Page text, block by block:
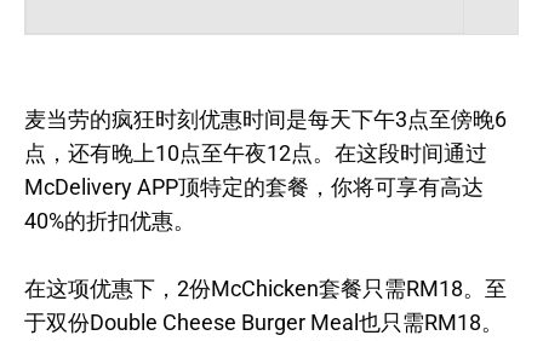
麦当劳的疯狂时刻优惠时间是每天下午3点至傍晚6
点，还有晚上10点至午夜12点。在这段时间通过
McDelivery APP顶特定的套餐，你将可享有高达
40%的折扣优惠。
在这项优惠下，2份McChicken套餐只需RM18。至
于双份Double Cheese Burger Meal也只需RM18。